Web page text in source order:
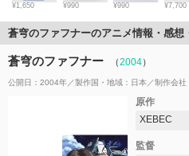
¥1,650 ¥990 ¥990 ¥7,700
蒼穹のファフナーのアニメ情報・感想
蒼穹のファフナー （2004）
公開日：2004年 製作国・地域： 日本 制作会社
原作
XEBEC
監督